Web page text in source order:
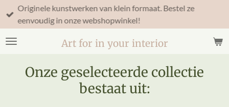
Ga
direct
de
Art for in your interior
Originele kunstwerken van klein formaat. Bestel ze
eenvoudig in onze webshopwinkel!
Onze geselecteerde collectie
bestaat uit: